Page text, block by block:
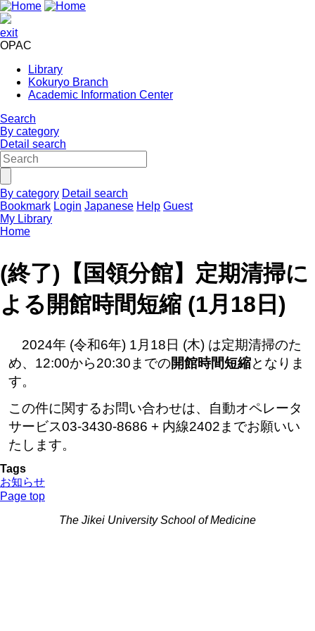
exit
OPAC
Library
Kokuryo Branch
Academic Information Center
Search
By category
Detail search
By category Detail search
Bookmark Login Japanese Help Guest
My Library
Home
(終了)【国領分館】定期清掃に
よる開館時間短縮 (1月18日)
2024年 (令和6年) 1月18日 (木) は定期清掃のた
め、12:00から20:30までの開館時間短縮となりま
す。
この件に関するお問い合わせは、自動オペレータ
サービス03-3430-8686 + 内線2402までお願いい
たします。
Tags
お知らせ
Page top
The Jikei University School of Medicine